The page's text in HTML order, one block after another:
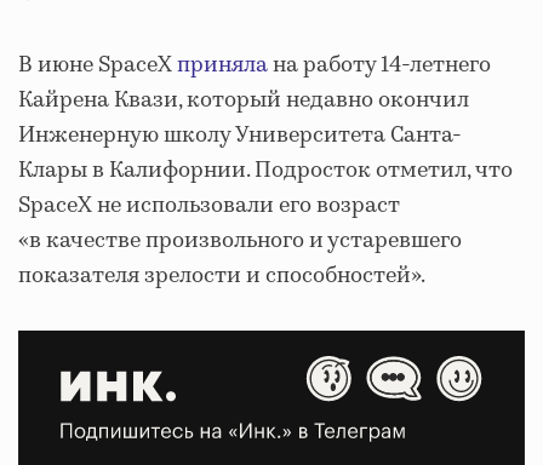
В июне SpaceXпринялана работу 14-летнего
Кайрена Квази, который недавно окончил
Инженерную школу Университета Санта-
Клары в Калифорнии. Подросток отметил, что
SpaceX не использовали его возраст
«в качестве произвольного и устаревшего
показателя зрелости и способностей».